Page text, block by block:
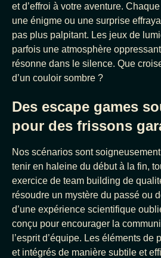
et d’effroi à votre aventure.
une énigme ou une surprise
pas plus palpitant. Les jeux de
parfois une atmosphère
résonne dans le silence. Que
d’un couloir sombre ?
Des escape games
pour des frissons
Nos scénarios sont
tenir en haleine du début à la fin,
exercice de team building de
résoudre un mystère du passé ou
d’une expérience scientifique
conçu pour encourager la
l’esprit d’équipe. Les éléments de
et intégrés de manière subtile et